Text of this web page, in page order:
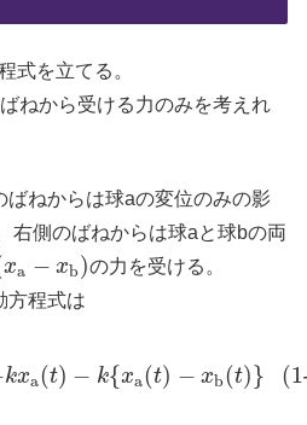
式を立てる。
ねから受ける力のみを考えれ
ねからは球aの変位のみの影
右側のばねからは球aと球bの両
xa − xb)
a−x b)
の力を受ける。
方程式は
kxa(t) − k{xa(t) − xb(t)}